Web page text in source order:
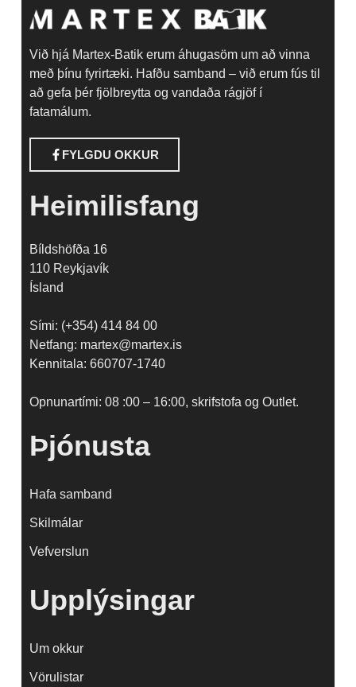
Við hjá Martex-Batik erum áhugasöm um að vinna
með þínu fyrirtæki. Hafðu samband – við erum fús til
að gefa þér fjölbreytta og vandaða rágjöf í
fatamálum.
FYLGDU OKKUR
Heimilisfang
Bíldshöfða 16
110 Reykjavík
Ísland
Sími: (+354) 414 84 00
Netfang: martex@martex.is
Kennitala: 660707-1740
Opnunartími: 08 :00 – 16:00, skrifstofa og Outlet.
Þjónusta
Hafa samband
Skilmálar
Vefverslun
Upplýsingar
Um okkur
Vörulistar